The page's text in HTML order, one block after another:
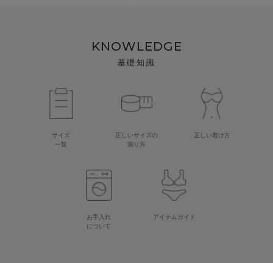
KNOWLEDGE
基礎知識
サイズ
一覧
正しいサイズの
測り方
正しい着け方
お手入れ
について
アイテムガイド